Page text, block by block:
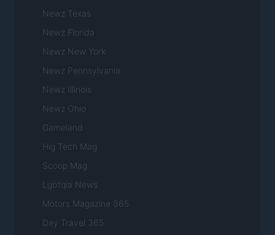
Newz Texas
Newz Florida
Newz New York
Newz Pennsylvania
Newz Illinois
Newz Ohio
Gameland
Hig Tech Mag
Scoop Mag
Lgbtqia News
Motors Magazine 365
Day Travel 365